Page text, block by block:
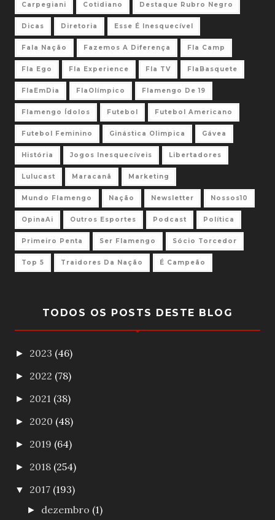
Carpegiani Cotidiano Destaque Rubro Negro
Dicas Diretoria Esse É Inesquecível
Fala Nação Fazemos A Diferença Fla Camp
Fla Ego Fla Experience Fla TV FlaBasquete
FlaEmDia FlaOlímpico Flamengo De 19
Flamengo Ídolos Futebol Futebol Americano
Futebol Feminino Ginástica Olimpica Gávea
História Jogos Inesquecíveis Libertadores
Lulucast Maracanã Marketing
Mundo Flamengo Nação Newsletter Nossos10
OpinaAi Outros Esportes Podcast Política
Primeiro Penta Ser Flamengo Sócio Torcedor
Top 5 Traidores Da Nação É Campeão
TODOS OS POSTS DESTE BLOG
► 2023 (46)
► 2022 (78)
► 2021 (38)
► 2020 (48)
► 2019 (64)
► 2018 (254)
▼ 2017 (193)
► dezembro (1)